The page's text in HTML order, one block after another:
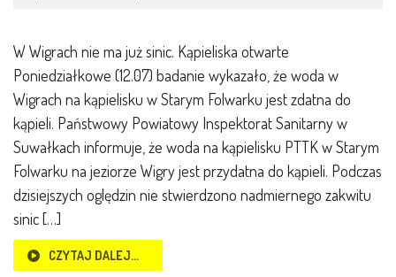
W Wigrach nie ma już sinic. Kąpieliska otwarte
Poniedziałkowe (12.07) badanie wykazało, że woda w
Wigrach na kąpielisku w Starym Folwarku jest zdatna do
kąpieli. Państwowy Powiatowy Inspektorat Sanitarny w
Suwałkach informuje, że woda na kąpielisku PTTK w Starym
Folwarku na jeziorze Wigry jest przydatna do kąpieli. Podczas
dzisiejszych oględzin nie stwierdzono nadmiernego zakwitu
sinic […]
CZYTAJ DALEJ…